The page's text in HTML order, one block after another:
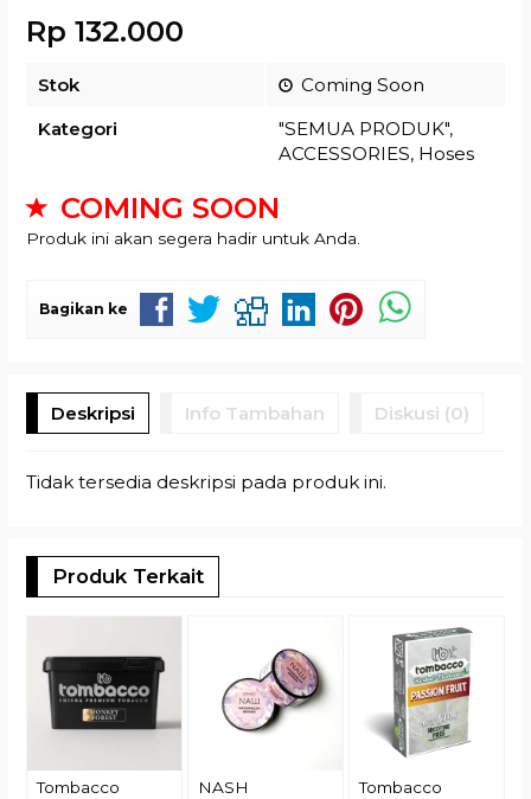
Rp 132.000
Stok
Coming Soon
Kategori
"SEMUA PRODUK",
ACCESSORIES, Hoses
COMING SOON
Produk ini akan segera hadir untuk Anda.
Bagikan ke
Deskripsi Info Tambahan Diskusi (0)
Tidak tersedia deskripsi pada produk ini.
Produk Terkait
Tombacco
NASH
Tombacco